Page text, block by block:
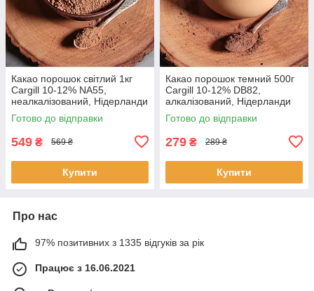
Какао порошок світлий 1кг
Cargill 10-12% NA55,
неалкалізований, Нідерланди
Готово до відправки
549 ₴ 569 ₴
Купити
Какао порошок темний 500г
Cargill 10-12% DB82,
алкалізований, Нідерланди
Готово до відправки
279 ₴ 289 ₴
Купити
Про нас
97% позитивних з 1335 відгуків за рік
Працює з 16.06.2021